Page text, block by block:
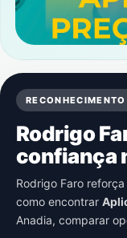
Rodrigo
confiança
Rodrigo Faro
como encontrar
Anadia, comparar